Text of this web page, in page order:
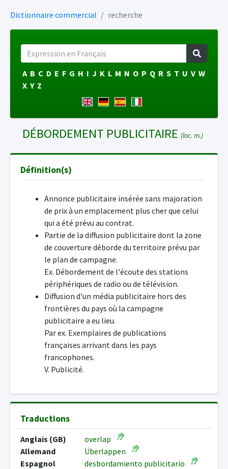
Dictionnaire commercial recherche
A B C D E F G H I J K L M N O P Q R S T U V W
X Y Z
DÉBORDEMENT PUBLICITAIRE (loc. m.)
Définition(s)
Annonce publicitaire insérée sans majoration
de prix à un emplacement plus cher que celui
qui a été prévu au contrat.
Partie de la diffusion publicitaire dont la zone
de couverture déborde du territoire prévu par
le plan de campagne.
Ex. Débordement de l'écoute des stations
périphériques de radio ou de télévision.
Diffusion d'un média publicitaire hors des
frontières du pays où la campagne
publicitaire a eu lieu.
Par ex. Exemplaires de publications
françaises arrivant dans les pays
francophones.
V. Publicité.
Traductions
Anglais (GB)
overlap
Allemand
Überlappen
Espagnol
desbordamiento publicitario